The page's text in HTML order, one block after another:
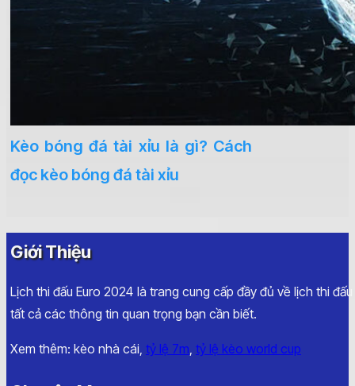
Kèo bóng đá tài xỉu là gì? Cách
đọc kèo bóng đá tài xỉu
Giới Thiệu
Lịch thi đấu Euro 2024 là trang cung cấp đầy đủ về lịch thi
tất cả các thông tin quan trọng bạn cần biết.
Xem thêm: kèo nhà cái, tỷ lệ 7m, tỷ lệ kèo world cup